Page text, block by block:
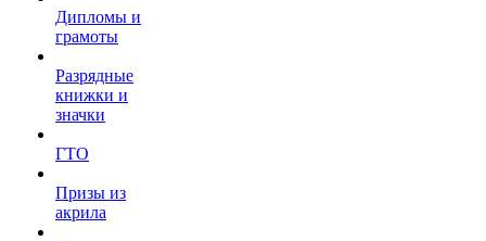
Дипломы и
грамоты
Разрядные
книжки и
значки
ГТО
Призы из
акрила